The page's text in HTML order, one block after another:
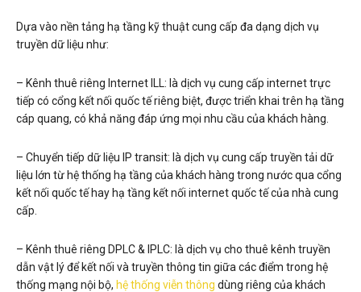
Dựa vào nền tảng hạ tầng kỹ thuật cung cấp đa dạng dịch vụ
truyền dữ liệu như:
– Kênh thuê riêng Internet ILL: là dịch vụ cung cấp internet trực
tiếp có cổng kết nối quốc tế riêng biệt, được triển khai trên hạ tầng
cáp quang, có khả năng đáp ứng mọi nhu cầu của khách hàng.
– Chuyển tiếp dữ liệu IP transit: là dịch vụ cung cấp truyền tải dữ
liệu lớn từ hệ thống hạ tầng của khách hàng trong nước qua cổng
kết nối quốc tế hay hạ tầng kết nối internet quốc tế của nhà cung
cấp.
– Kênh thuê riêng DPLC & IPLC: là dịch vụ cho thuê kênh truyền
dẫn vật lý để kết nối và truyền thông tin giữa các điểm trong hệ
thống mạng nội bộ, hệ thống viễn thông dùng riêng của khách